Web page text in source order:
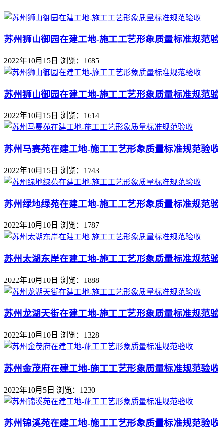
苏州狮山御园在建工地-施工工艺形象质量标准规范
2022年10月15日 浏览：1685
苏州狮山御园在建工地-施工工艺形象质量标准规范
2022年10月15日 浏览：1614
苏州马赛苑在建工地-施工工艺形象质量标准规范验
2022年10月15日 浏览：1743
苏州绿地绿苑在建工地-施工工艺形象质量标准规范
2022年10月10日 浏览：1787
苏州太湖东岸在建工地-施工工艺形象质量标准规范
2022年10月10日 浏览：1888
苏州龙湖天街在建工地-施工工艺形象质量标准规范
2022年10月10日 浏览：1328
苏州金茂府在建工地-施工工艺形象质量标准规范验
2022年10月5日 浏览：1230
苏州锦溪苑在建工地-施工工艺形象质量标准规范验